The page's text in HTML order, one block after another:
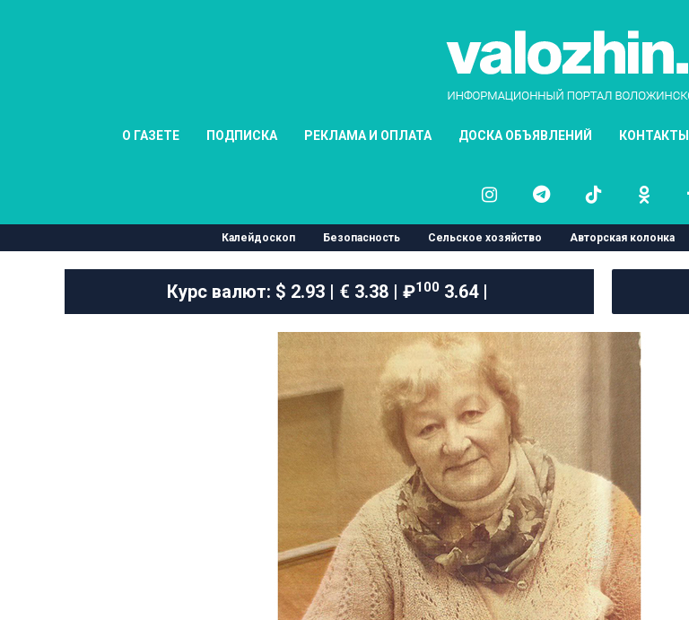
О ГАЗЕТЕ ПОДПИСКА РЕКЛАМА И ОПЛАТА ДОСКА ОБЪЯВЛЕНИЙ КОНТАКТЫ
Калейдоскоп Безопасность Сельское хозяйство Авторская колонка
Курс валют: $ 2.93 | € 3.38 | ₽1003.64 |